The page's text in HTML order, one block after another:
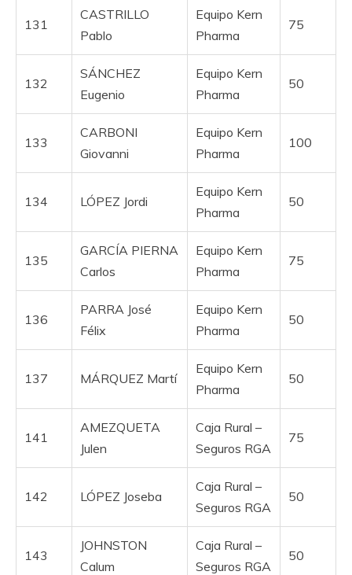
131
CASTRILLO
Pablo
Equipo Kern
Pharma
75
132
SÁNCHEZ
Eugenio
Equipo Kern
Pharma
50
133
CARBONI
Giovanni
Equipo Kern
Pharma
100
134 LÓPEZ Jordi
Equipo Kern
Pharma
50
135
GARCÍA PIERNA
Carlos
Equipo Kern
Pharma
75
136
PARRA José
Félix
Equipo Kern
Pharma
50
137 MÁRQUEZ Martí
Equipo Kern
Pharma
50
141
AMEZQUETA
Julen
Caja Rural –
Seguros RGA
75
142 LÓPEZ Joseba
Caja Rural –
Seguros RGA
50
143
JOHNSTON
Calum
Caja Rural –
Seguros RGA
50